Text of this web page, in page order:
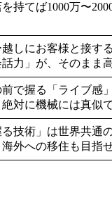
持てば1000万〜
越しにお客様と接す
力」が、そのまま
で握る「ライブ感
対に機械には真似
る技術」は世界共通
外への移住も目指